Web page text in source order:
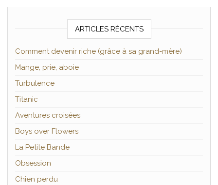
ARTICLES RÉCENTS
Comment devenir riche (grâce à sa grand-mère)
Mange, prie, aboie
Turbulence
Titanic
Aventures croisées
Boys over Flowers
La Petite Bande
Obsession
Chien perdu